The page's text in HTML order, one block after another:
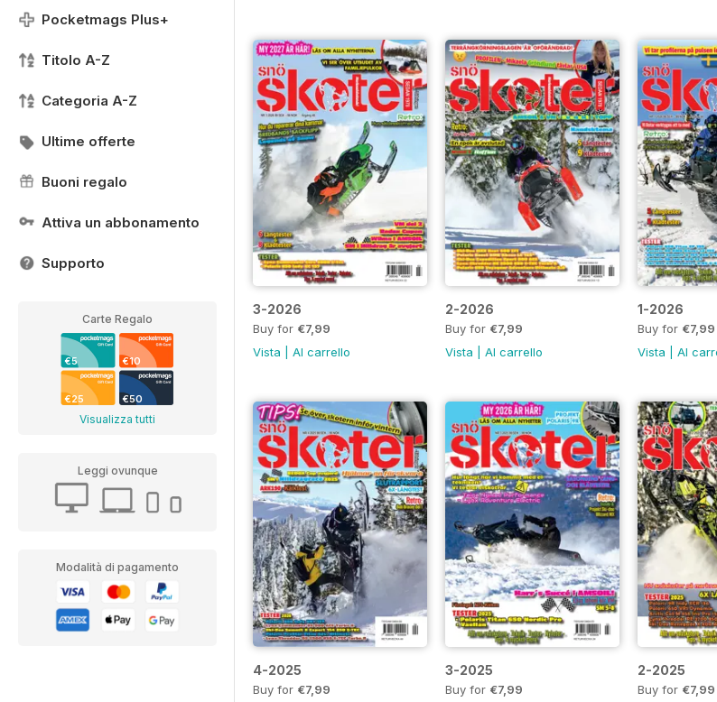
Pocketmags Plus+
Titolo A-Z
Categoria A-Z
Ultime offerte
Buoni regalo
Attiva un abbonamento
Supporto
Carte Regalo
€5 €10
€25 €50
Visualizza tutti
Leggi ovunque
Modalità di pagamento
3-2026
Buy for €7,99
Vista
Al carrello
2-2026
Buy for €7,99
Vista
Al carrello
1-2026
Buy for €7,99
Vista
Al
4-2025
Buy for €7,99
3-2025
Buy for €7,99
2-2025
Buy for €7,99